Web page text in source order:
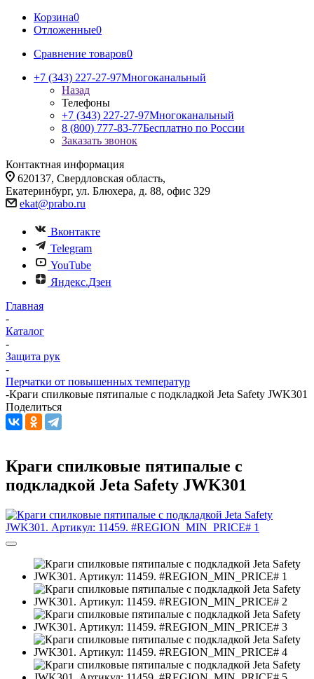
Корзина0
Отложенные0
Сравнение товаров0
+7 (343) 227-27-97Многоканальный
Назад
Телефоны
+7 (343) 227-27-97Многоканальный
8 (800) 777-83-77Бесплатно по России
Заказать звонок
Контактная информация
620137, Свердловская область,
Екатеринбург, ул. Блюхера, д. 88, офис 329
ekat@prabo.ru
Вконтакте
Telegram
YouTube
Яндекс.Дзен
Главная
-
Каталог
-
Защита рук
-
Перчатки от повышенных температур
-Краги спилковые пятипалые с подкладкой Jeta Safety JWK301
Поделиться
Краги спилковые пятипалые с
подкладкой Jeta Safety JWK301